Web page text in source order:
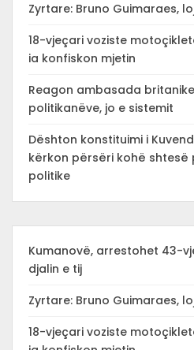
Zyrtare: Bruno Guimaraes,
18-vjeçari voziste
ia konfiskon mjetin
Reagon ambasada
politikanëve, jo e sistemit
Dështon konstituimi i
kërkon përsëri kohë shtesë
politike
Kumanovë, arrestohet 43-
djalin e tij
Zyrtare: Bruno Guimaraes,
18-vjeçari voziste